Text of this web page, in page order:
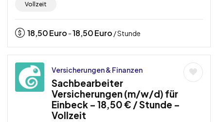
Vollzeit
18,50Euro -18,50Euro / Stunde
Versicherungen & Finanzen
Sachbearbeiter
Versicherungen (m/w/d) für
Einbeck – 18,50 € / Stunde –
Vollzeit